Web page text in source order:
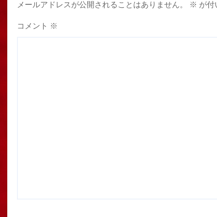
メールアドレスが公開されることはありません。 ※ が付
コメント ※